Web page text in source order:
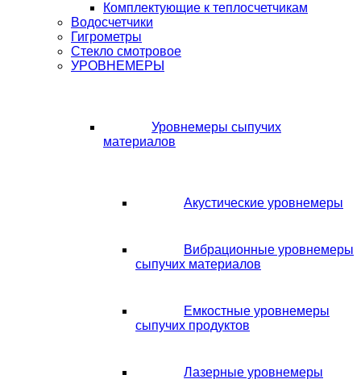
Комплектующие к теплосчетчикам
Водосчетчики
Гигрометры
Стекло смотровое
УРОВНЕМЕРЫ
Уровнемеры сыпучих
материалов
Акустические уровнемеры
Вибрационные уровнемеры
сыпучих материалов
Емкостные уровнемеры
сыпучих продуктов
Лазерные уровнемеры